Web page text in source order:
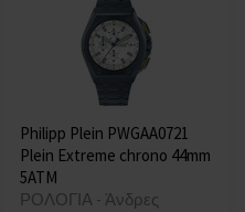
Philipp Plein PWGAA0721
Plein Extreme chrono 44mm
5ATM
ΡΟΛΟΓΙΑ - Άνδρες